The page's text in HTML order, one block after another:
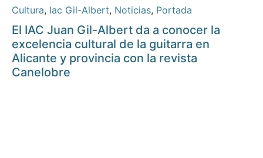
Cultura, Iac Gil-Albert, Noticias, Portada
El IAC Juan Gil-Albert da a conocer la
excelencia cultural de la guitarra en
Alicante y provincia con la revista
Canelobre